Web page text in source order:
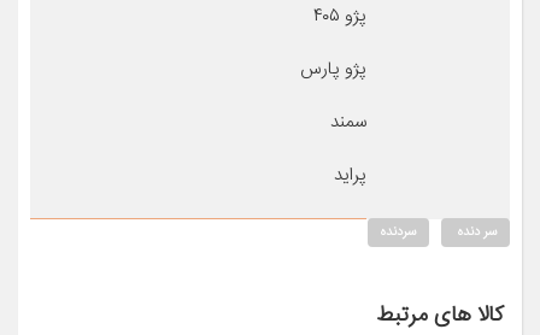
پژو ۴۰۵
پژو پارس
سمند
پراید
سر دنده سردنده
کالا های مرتبط